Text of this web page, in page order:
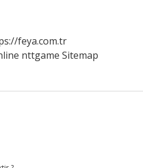
feya.com.tr
nttgame Sitemap